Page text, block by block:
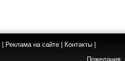
Реклама на сайте Контакты
Пожелания,